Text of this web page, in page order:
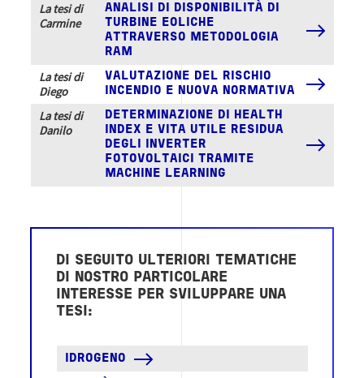
La tesi di
Carmine
ANALISI DI DISPONIBILITÀ DI
TURBINE EOLICHE
ATTRAVERSO METODOLOGIA
RAM
La tesi di
Diego
VALUTAZIONE DEL RISCHIO
INCENDIO E NUOVA NORMATIVA
La tesi di
Danilo
DETERMINAZIONE DI HEALTH
INDEX E VITA UTILE RESIDUA
DEGLI INVERTER
FOTOVOLTAICI TRAMITE
MACHINE LEARNING
DI SEGUITO ULTERIORI TEMATICHE
DI NOSTRO PARTICOLARE
INTERESSE PER SVILUPPARE UNA
TESI:
IDROGENO